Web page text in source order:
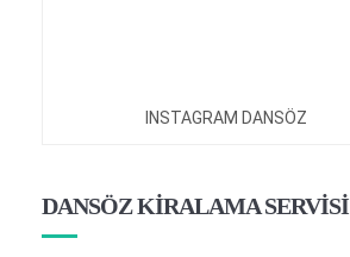
INSTAGRAM DANSÖZ
DANSÖZ KİRALAMA SERVİSİ